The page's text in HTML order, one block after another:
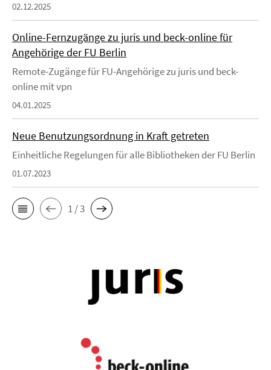
02.12.2025
Online-Fernzugänge zu juris und beck-online für
Angehörige der FU Berlin
Remote-Zugänge für FU-Angehörige zu juris und beck-
online mit vpn
04.01.2025
Neue Benutzungsordnung in Kraft getreten
Einheitliche Regelungen für alle Bibliotheken der FU Berlin
01.07.2023
1 / 3